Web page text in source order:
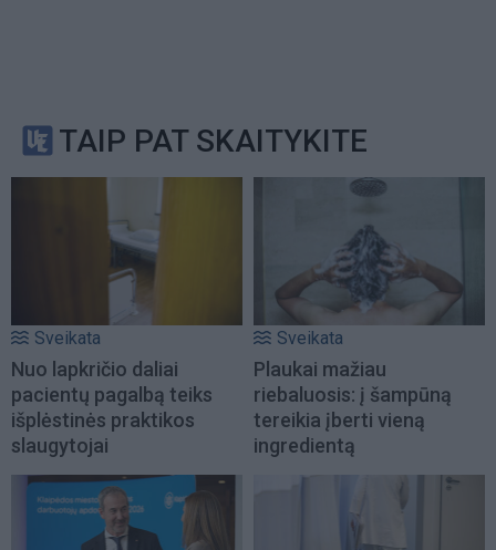
TAIP PAT SKAITYKITE
Sveikata
Nuo lapkričio daliai
pacientų pagalbą teiks
išplėstinės praktikos
slaugytojai
Sveikata
Plaukai mažiau
riebaluosis: į šampūną
tereikia įberti vieną
ingredientą